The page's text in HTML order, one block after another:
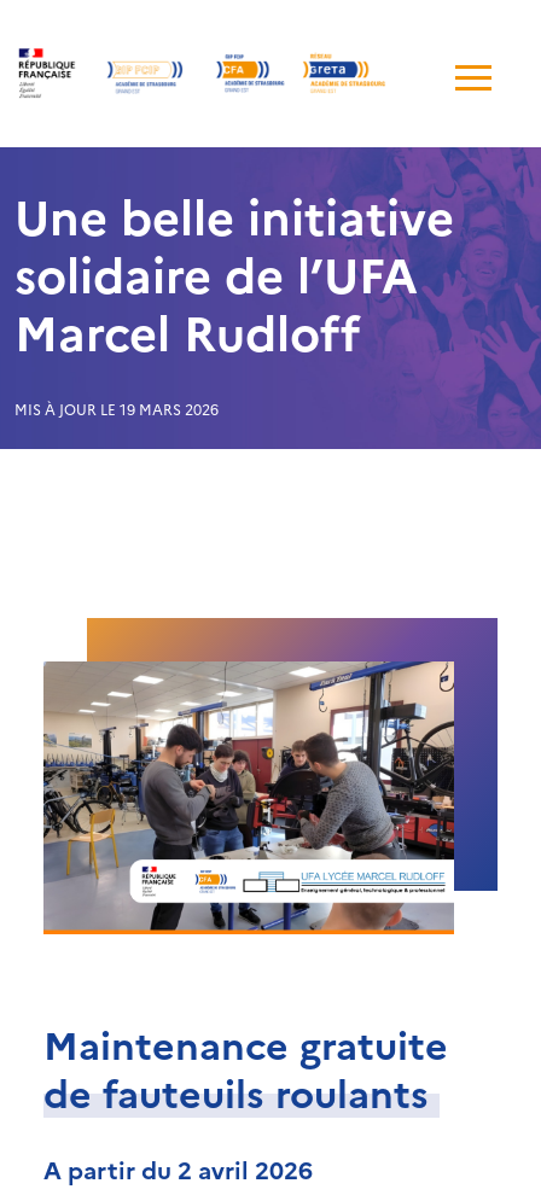
de
Une belle initiative
solidaire de l’UFA
Marcel Rudloff
MIS À JOUR LE 19 MARS 2026
Maintenance gratuite
de fauteuils roulants
A partir du 2 avril 2026